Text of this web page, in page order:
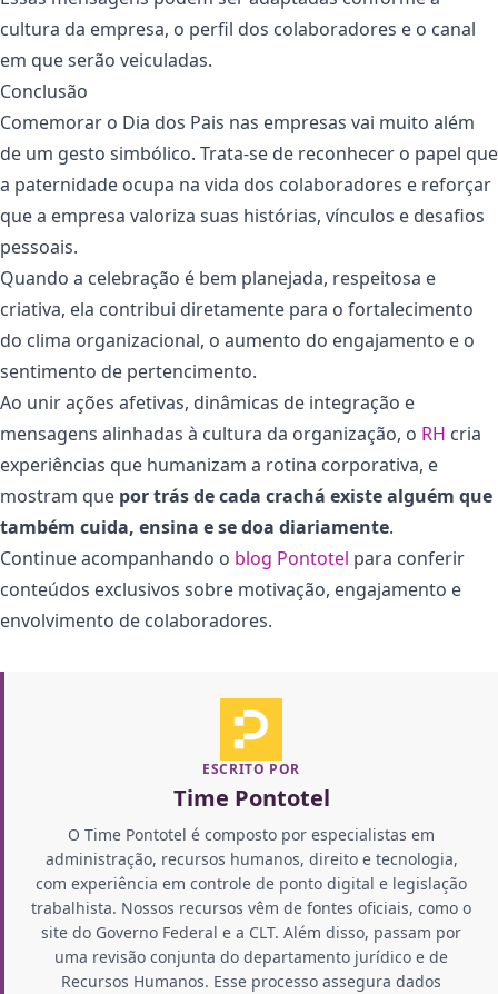
cultura da empresa, o perfil dos colaboradores e o canal
em que serão veiculadas.
Conclusão
Comemorar o Dia dos Pais nas empresas vai muito além
de um gesto simbólico. Trata-se de reconhecer o papel que
a paternidade ocupa na vida dos colaboradores e reforçar
que a empresa valoriza suas histórias, vínculos e desafios
pessoais.
Quando a celebração é bem planejada, respeitosa e
criativa, ela contribui diretamente para o fortalecimento
do clima organizacional, o aumento do engajamento e o
sentimento de pertencimento.
Ao unir ações afetivas, dinâmicas de integração e
mensagens alinhadas à cultura da organização, o RH cria
experiências que humanizam a rotina corporativa, e
mostram que por trás de cada crachá existe alguém que
também cuida, ensina e se doa diariamente.
Continue acompanhando o blog Pontotel para conferir
conteúdos exclusivos sobre motivação, engajamento e
envolvimento de colaboradores.
ESCRITO POR
Time Pontotel
O Time Pontotel é composto por especialistas em
administração, recursos humanos, direito e tecnologia,
com experiência em controle de ponto digital e legislação
trabalhista. Nossos recursos vêm de fontes oficiais, como o
site do Governo Federal e a CLT. Além disso, passam por
uma revisão conjunta do departamento jurídico e de
Recursos Humanos. Esse processo assegura dados